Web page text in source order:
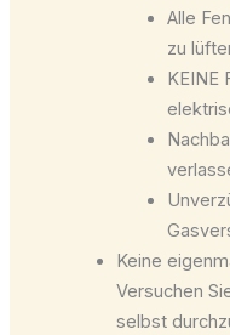
Alle
zu
KEINE
Keine
Versuchen
selbst